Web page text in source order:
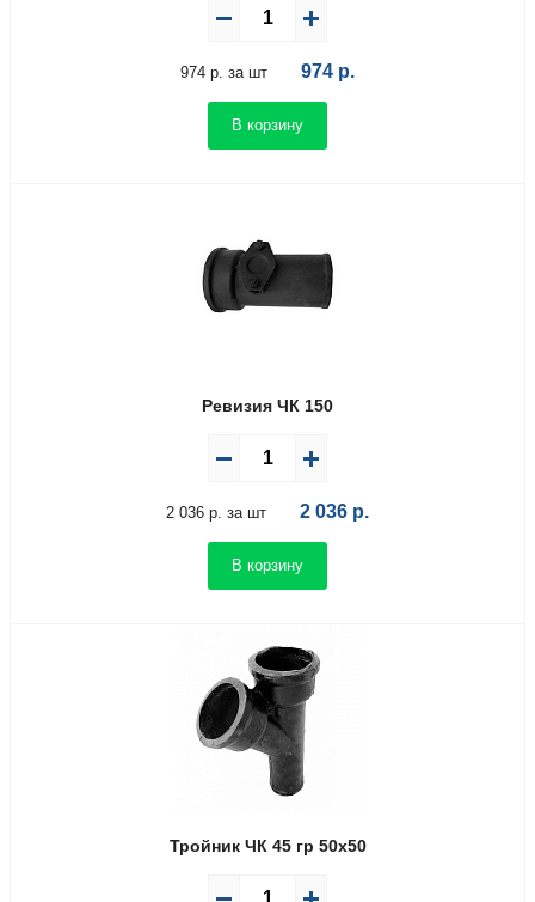
974 р. за шт 974 р.
В корзину
Ревизия ЧК 150
2 036 р. за шт 2 036 р.
В корзину
Тройник ЧК 45 гр 50х50